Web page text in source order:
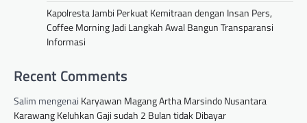
Kapolresta Jambi Perkuat Kemitraan dengan Insan Pers,
Coffee Morning Jadi Langkah Awal Bangun Transparansi
Informasi
Recent Comments
Salim mengenai Karyawan Magang Artha Marsindo Nusantara
Karawang Keluhkan Gaji sudah 2 Bulan tidak Dibayar